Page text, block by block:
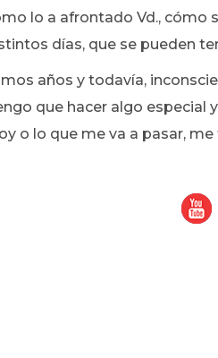
lo a afrontado Vd., cómo
días, que se pueden
años y todavía,
que hacer algo especial
o lo que me va a pasar,